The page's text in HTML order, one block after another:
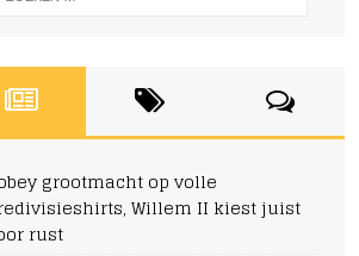
grootmacht op volle
Willem II kiest juist
rust